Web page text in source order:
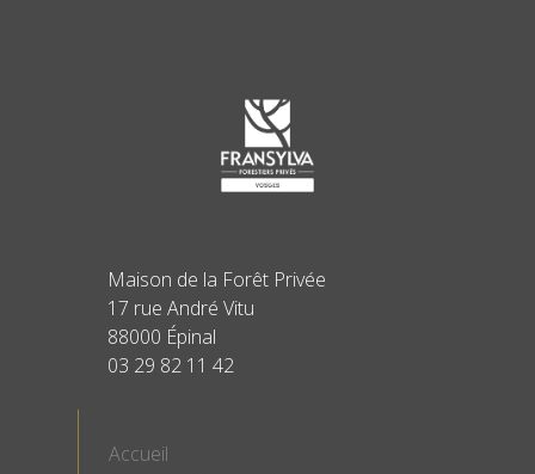
Maison de la Forêt Privée
17 rue André Vitu
88000 Épinal
03 29 82 11 42
Accueil